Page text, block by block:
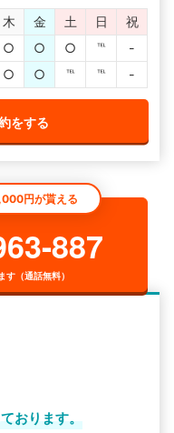
木 金 土 日
祝
○ ○ ○ ℡
-
○ ○ ℡ ℡ -
をする
円が貰える
887
（通話無料）
おります。